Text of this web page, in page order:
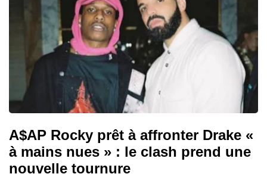
A$AP Rocky prêt à affronter Drake «
à mains nues » : le clash prend une
nouvelle tournure